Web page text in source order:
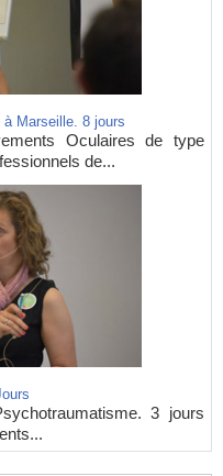
Marseille. 8 jours
Oculaires de type
de...
3 jours